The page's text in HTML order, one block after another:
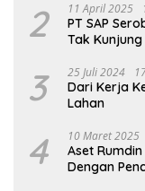
2 11 April 2025
PT SAP
Tak
3 25 Juli 2024
Dari Kerja
Lahan
4 10 Maret 2025
Aset
Dengan